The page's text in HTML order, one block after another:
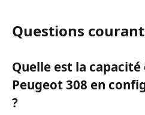
Questions
Quelle est la
Peugeot 308 en
?